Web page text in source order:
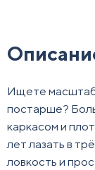
Ищете
постарше?
каркасом и
лет лазать в
ловкость и